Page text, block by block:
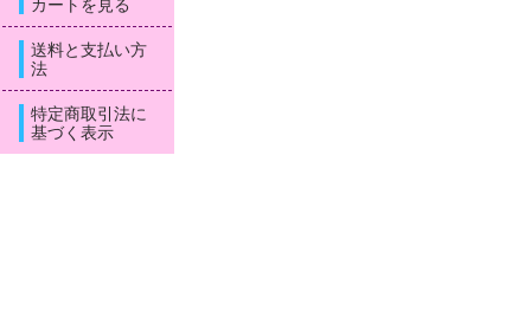
カートを見る
送料と支払い方
法
特定商取引法に
基づく表示